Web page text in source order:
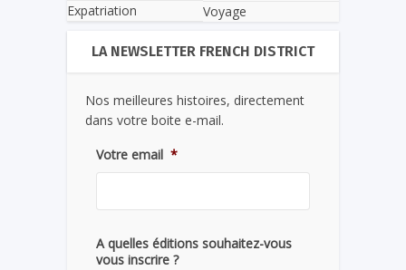
Expatriation
Voyage
LA NEWSLETTER FRENCH DISTRICT
Nos meilleures histoires, directement
dans votre boite e-mail.
Votre email *
A quelles éditions souhaitez-vous
vous inscrire ?